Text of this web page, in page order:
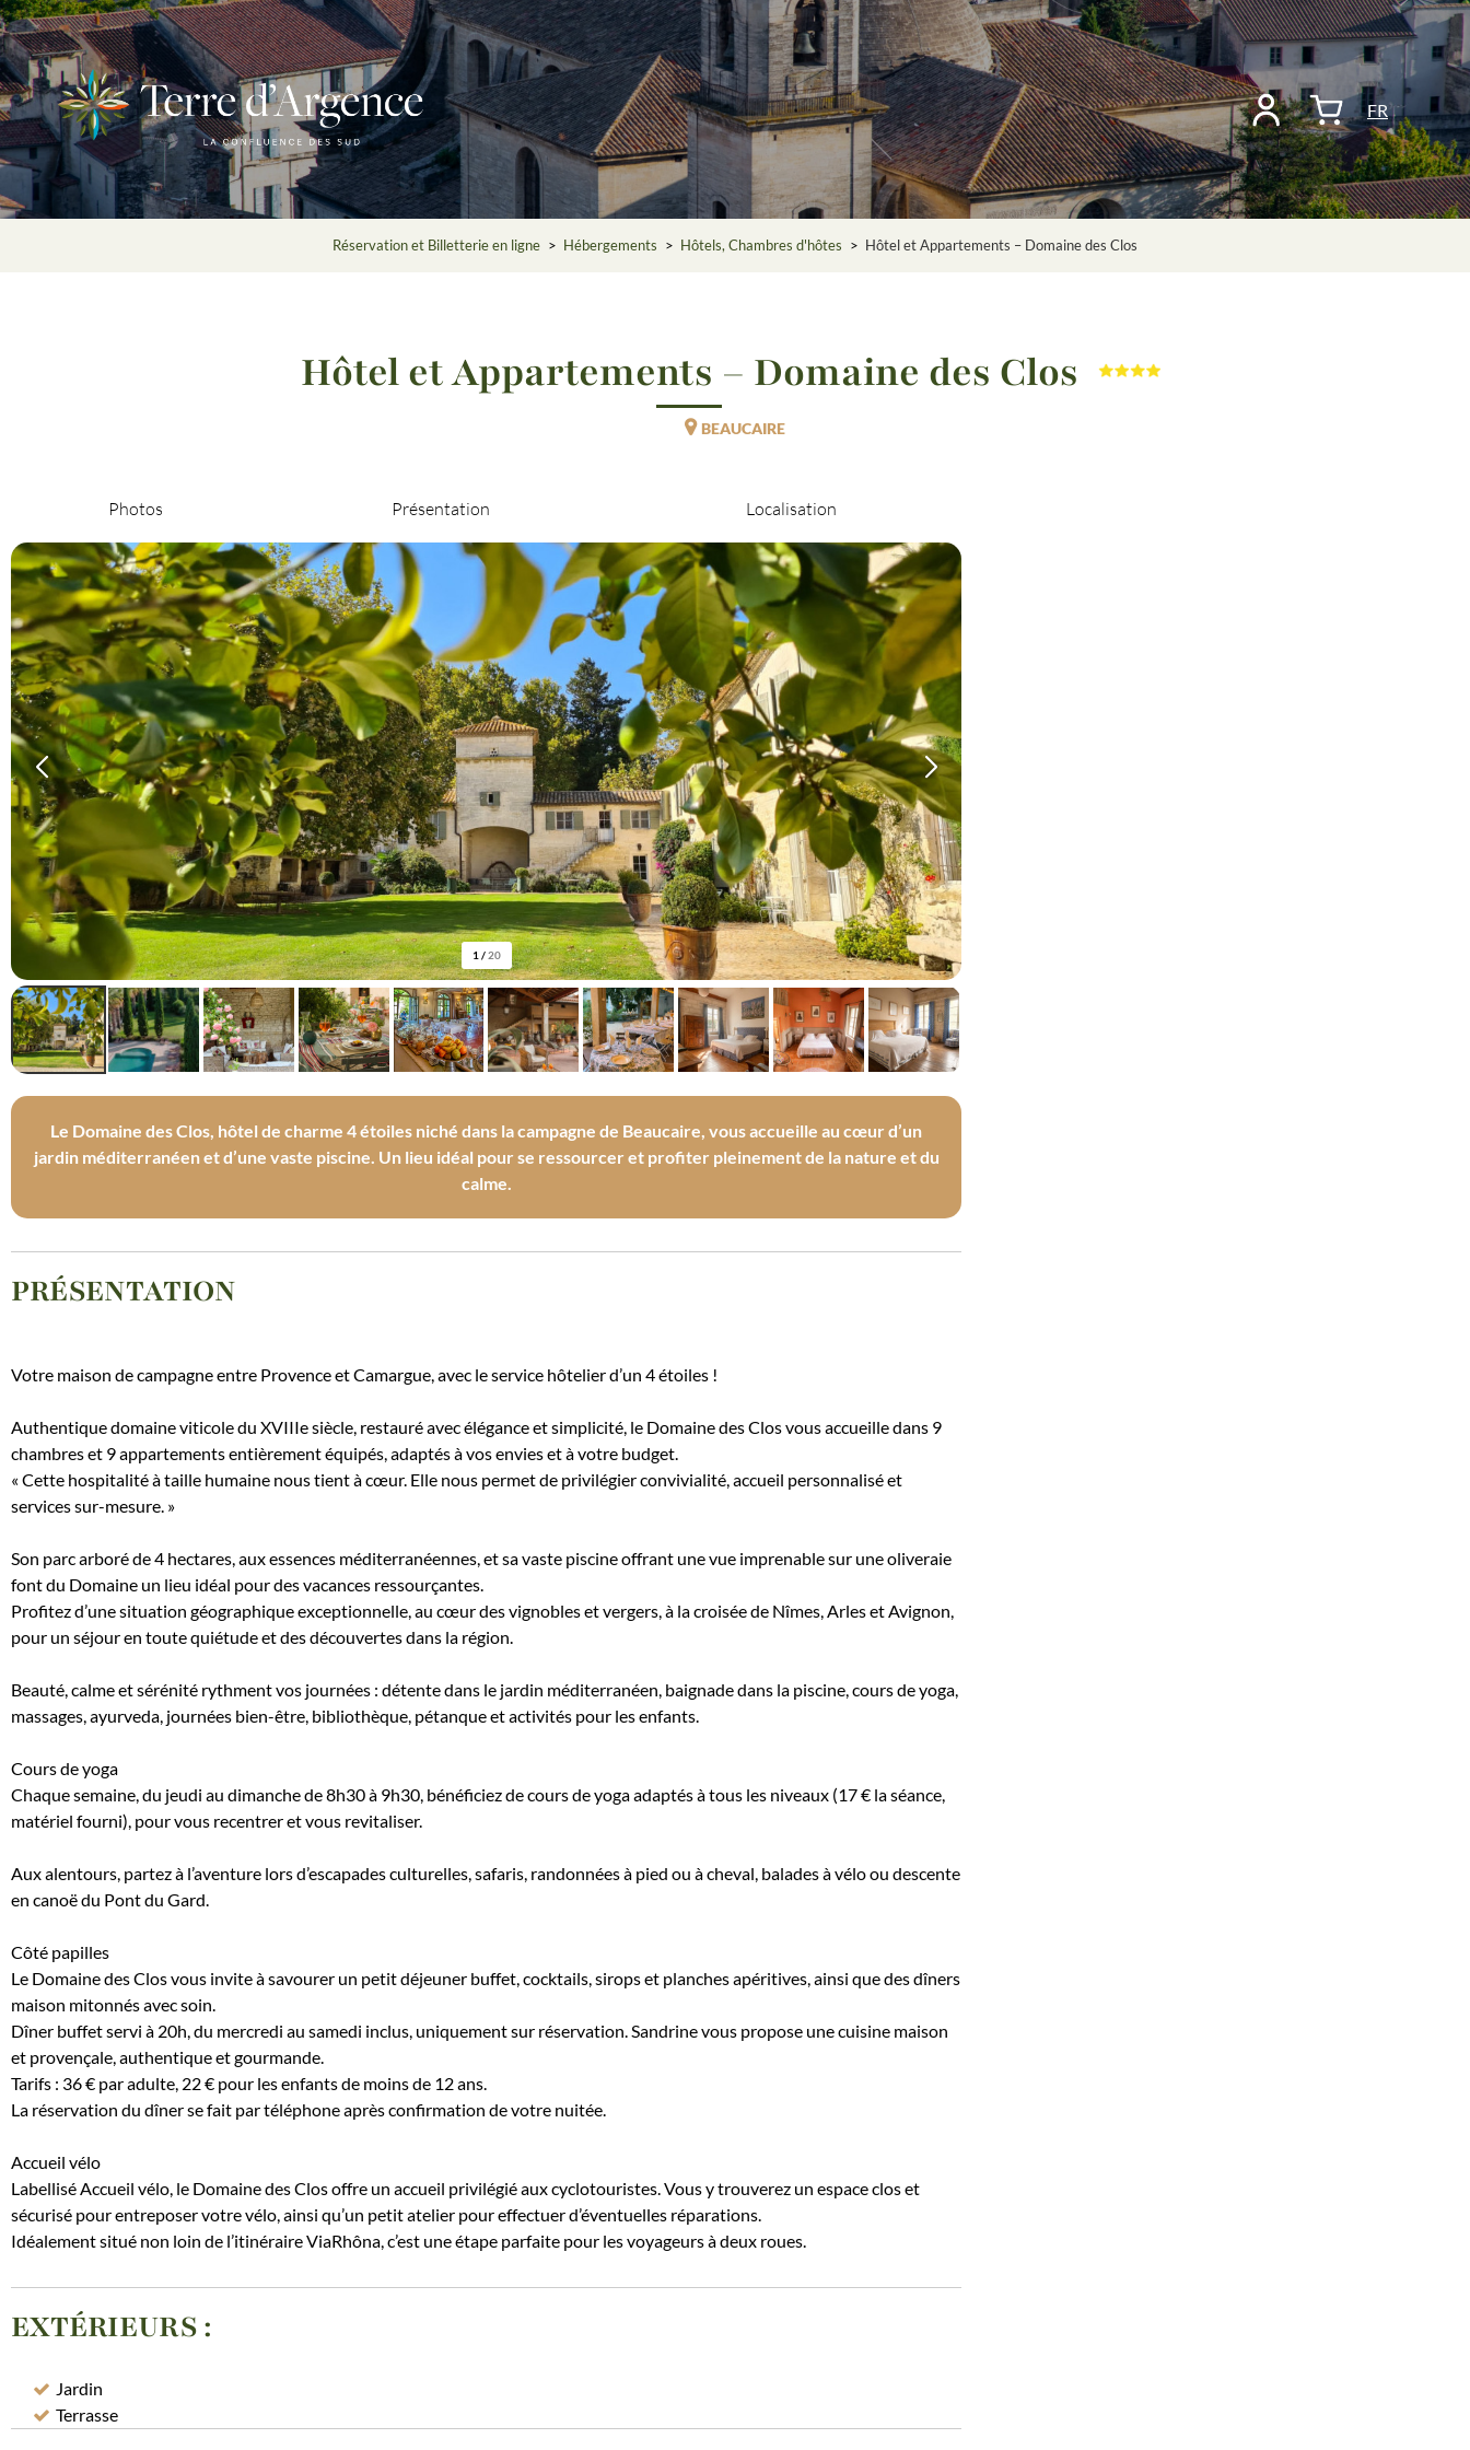
FR
Réservation et Billetterie en ligne > Hébergements > Hôtels, Chambres d'hôtes > Hôtel et Appartements – Domaine des Clos
Hôtel et Appartements – Domaine des Clos
BEAUCAIRE
Photos Présentation Localisation
1 /20
Le Domaine des Clos, hôtel de charme 4 étoiles niché dans la campagne de Beaucaire, vous accueille au cœur d’un
jardin méditerranéen et d’une vaste piscine. ​Un lieu idéal pour se ressourcer et profiter pleinement de la nature et du
calme.
PRÉSENTATION
Votre maison de campagne entre Provence et Camargue, avec le service hôtelier d’un 4 étoiles !
Authentique domaine viticole du XVIIIe siècle, restauré avec élégance et simplicité, le Domaine des Clos vous accueille dans 9
chambres et 9 appartements entièrement équipés, adaptés à vos envies et à votre budget.
« Cette hospitalité à taille humaine nous tient à cœur. Elle nous permet de privilégier convivialité, accueil personnalisé et
services sur-mesure. »
Son parc arboré de 4 hectares, aux essences méditerranéennes, et sa vaste piscine offrant une vue imprenable sur une oliveraie
font du Domaine un lieu idéal pour des vacances ressourçantes.
Profitez d’une situation géographique exceptionnelle, au cœur des vignobles et vergers, à la croisée de Nîmes, Arles et Avignon,
pour un séjour en toute quiétude et des découvertes dans la région.
Beauté, calme et sérénité rythment vos journées : détente dans le jardin méditerranéen, baignade dans la piscine, cours de yoga,
massages, ayurveda, journées bien-être, bibliothèque, pétanque et activités pour les enfants.
Cours de yoga
Chaque semaine, du jeudi au dimanche de 8h30 à 9h30, bénéficiez de cours de yoga adaptés à tous les niveaux (17 € la séance,
matériel fourni), pour vous recentrer et vous revitaliser.
Aux alentours, partez à l’aventure lors d’escapades culturelles, safaris, randonnées à pied ou à cheval, balades à vélo ou descente
en canoë du Pont du Gard.
Côté papilles
Le Domaine des Clos vous invite à savourer un petit déjeuner buffet, cocktails, sirops et planches apéritives, ainsi que des dîners
maison mitonnés avec soin.
Dîner buffet servi à 20h, du mercredi au samedi inclus, uniquement sur réservation. Sandrine vous propose une cuisine maison
et provençale, authentique et gourmande.
Tarifs : 36 € par adulte, 22 € pour les enfants de moins de 12 ans.
La réservation du dîner se fait par téléphone après confirmation de votre nuitée.
Accueil vélo
Labellisé Accueil vélo, le Domaine des Clos offre un accueil privilégié aux cyclotouristes. Vous y trouverez un espace clos et
sécurisé pour entreposer votre vélo, ainsi qu’un petit atelier pour effectuer d’éventuelles réparations.
Idéalement situé non loin de l’itinéraire ViaRhôna, c’est une étape parfaite pour les voyageurs à deux roues.
EXTÉRIEURS:
Jardin
Terrasse